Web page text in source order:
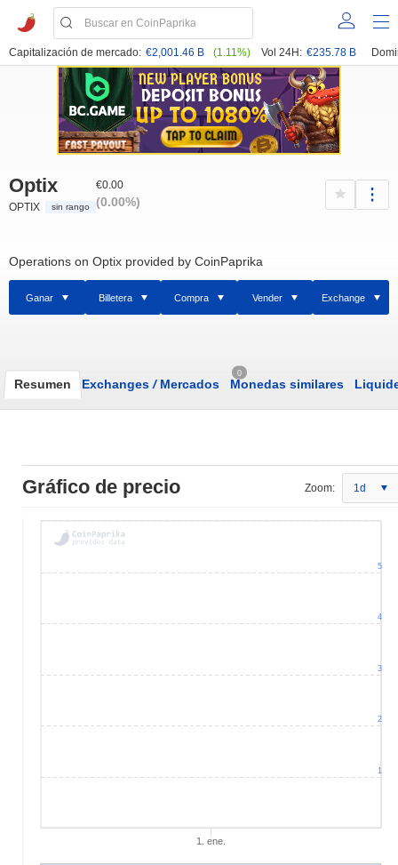
Capitalización de mercado: €2,001.46 B (1.11%) Vol 24H: €235.78 B
Optix
OPTIX sin rango
€0.00
(0.00%)
Operations on Optix provided by CoinPaprika
Ganar Billetera Compra Vender Exchange
Resumen Exchanges /Mercados
0
Monedas similares
Gráfico de precio Zoom: 1d
1. ene.
1
2
3
4
5